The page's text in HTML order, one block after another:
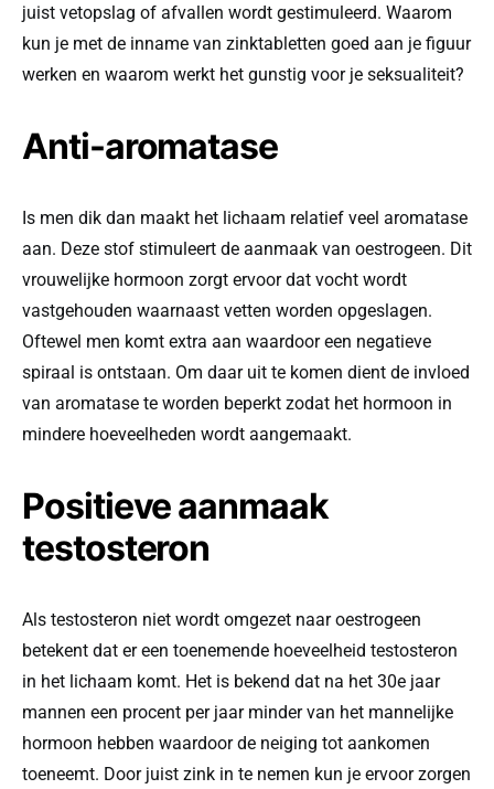
juist vetopslag of afvallen wordt gestimuleerd. Waarom
kun je met de inname van zinktabletten goed aan je figuur
werken en waarom werkt het gunstig voor je seksualiteit?
Anti-aromatase
Is men dik dan maakt het lichaam relatief veel aromatase
aan. Deze stof stimuleert de aanmaak van oestrogeen. Dit
vrouwelijke hormoon zorgt ervoor dat vocht wordt
vastgehouden waarnaast vetten worden opgeslagen.
Oftewel men komt extra aan waardoor een negatieve
spiraal is ontstaan. Om daar uit te komen dient de invloed
van aromatase te worden beperkt zodat het hormoon in
mindere hoeveelheden wordt aangemaakt.
Positieve aanmaak
testosteron
Als testosteron niet wordt omgezet naar oestrogeen
betekent dat er een toenemende hoeveelheid testosteron
in het lichaam komt. Het is bekend dat na het 30e jaar
mannen een procent per jaar minder van het mannelijke
hormoon hebben waardoor de neiging tot aankomen
toeneemt. Door juist zink in te nemen kun je ervoor zorgen